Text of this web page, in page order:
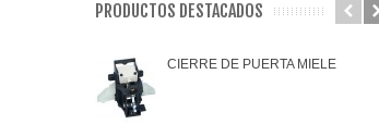
PRODUCTOS DESTACADOS
CIERRE DE PUERTA MIELE